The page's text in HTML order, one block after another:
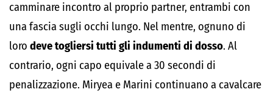
camminare incontro al proprio partner, entrambi con
una fascia sugli occhi lungo. Nel mentre, ognuno di
loro deve togliersi tutti gli indumenti di dosso. Al
contrario, ogni capo equivale a 30 secondi di
penalizzazione. Miryea e Marini continuano a cavalcare